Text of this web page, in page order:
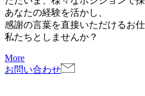
あなたの経験を活かし、
感謝の言葉を直接いただけるお仕
私たちとしませんか？
More
お問い合わせ